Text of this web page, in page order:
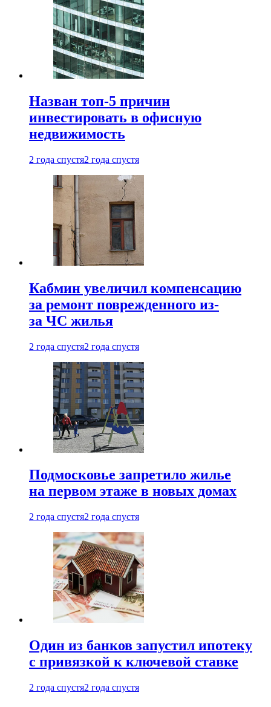
Назван топ-5 причин
инвестировать в офисную
недвижимость
2 года спустя2 года спустя
Кабмин увеличил компенсацию
за ремонт поврежденного из-
за ЧС жилья
2 года спустя2 года спустя
Подмосковье запретило жилье
на первом этаже в новых домах
2 года спустя2 года спустя
Один из банков запустил ипотеку
с привязкой к ключевой ставке
2 года спустя2 года спустя